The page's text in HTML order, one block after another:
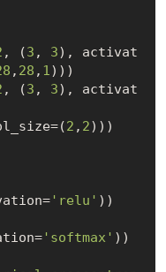
, (3 , 3), activat
, 28 , 1)))
, (3 , 3), activat
2 , 2)))
'relu' ))
'softmax' ))